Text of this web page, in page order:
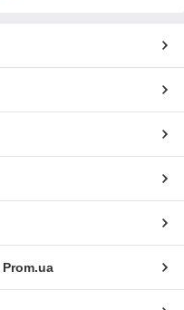
Prom.ua